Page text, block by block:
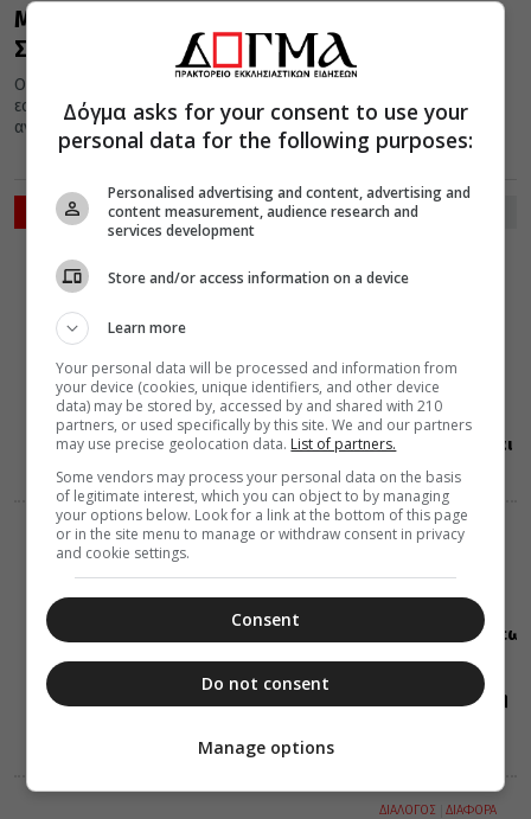
Μητρόπολη Κισάμου: Εσπερινός της
Συγχωρέσεως και ομιλία π. Ανδρέα Κονάνου
Ο Κατανυκτικός Εσπερινός της Συγχωρήσεως, τελείται το
εσπέρας της Κυριακής της Τυροφάγου και στο τέλος αυτού
ανταλλάσσεται ο...
ΡΟΗ ΕΙΔΗΣΕΩΝ
ΜΗΤΡΟΠΟΛΕΙΣ
Ιγνάτιος: «Η
Παναγία μας
δείχνει τον
δρόμο της
ταπείνωσης και
ΕΛΛΑΔΑ
Η εορτή της
Μεταμορφώσεως
Μεταμόρφωση
ΔΙΑΛΟΓΟΣ
ΔΙΑΦΟΡΑ
Δόγμα asks for your consent to use your
personal data for the following purposes:
Personalised advertising and content, advertising and
content measurement, audience research and
services development
Store and/or access information on a device
Learn more
Your personal data will be processed and information from
your device (cookies, unique identifiers, and other device
data) may be stored by, accessed by and shared with 210
partners, or used specifically by this site. We and our partners
may use precise geolocation data. List of partners.
Some vendors may process your personal data on the basis
of legitimate interest, which you can object to by managing
your options below. Look for a link at the bottom of this page
or in the site menu to manage or withdraw consent in privacy
and cookie settings.
Consent
Do not consent
Manage options